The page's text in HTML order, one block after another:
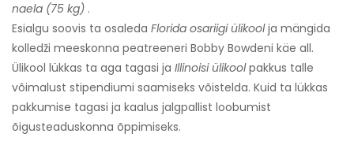
naela (75 kg) .
Esialgu soovis ta osaleda Florida osariigi ülikoolja mängida
kolledži meeskonna peatreeneri Bobby Bowdeni käe all.
Ülikool lükkas ta aga tagasi ja Illinoisi ülikoolpakkus talle
võimalust stipendiumi saamiseks võistelda. Kuid ta lükkas
pakkumise tagasi ja kaalus jalgpallist loobumist
õigusteaduskonna õppimiseks.